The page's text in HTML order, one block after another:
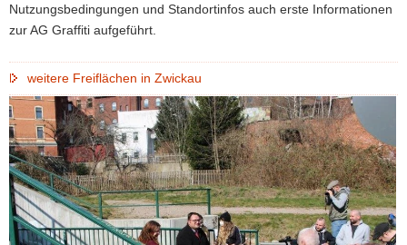
Nutzungsbedingungen und Standortinfos auch erste Informationen
zur AG Graffiti aufgeführt.
weitere Freiflächen in Zwickau